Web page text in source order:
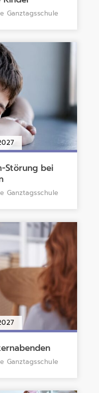
Ganztagsschule
Störung bei
Ganztagsschule
Ganztagsschule